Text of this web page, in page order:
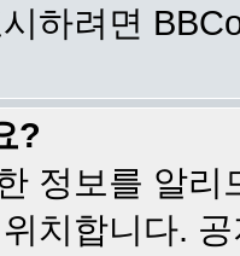
하려면
?
정보를 알
치합니다.